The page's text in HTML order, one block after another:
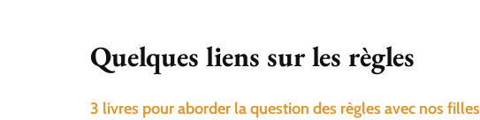
Quelques liens sur les règles
3 livres pour aborder la question des règles avec nos filles